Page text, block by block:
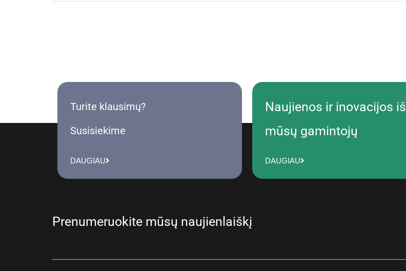
Turite klausimų?
Susisiekime
DAUGIAU
Naujienos ir inovacijos iš
mūsų gamintojų
DAUGIAU
Prenumeruokite mūsų naujienlaiškį